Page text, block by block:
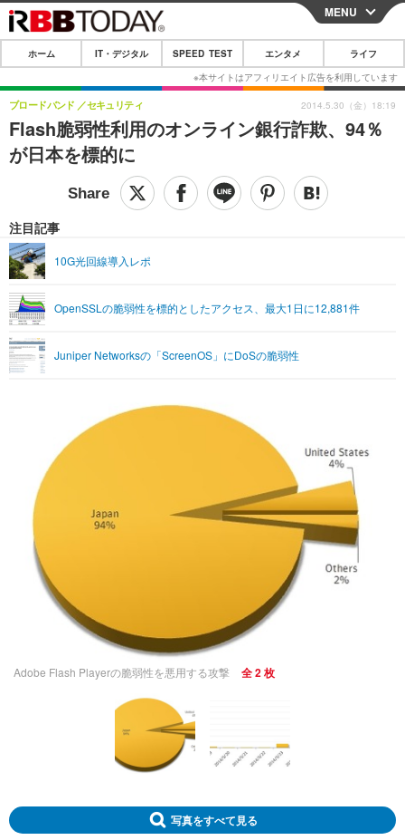
CLOSE
ホーム
IT・デジタル
IT・デジタルTOP スマートフォン
ショッピング その他
SPEED TEST
エンタメTOP 映画・ドラマ
グラビア ブログ
ショッピング その他
ライフTOP
リリース一覧
プッシュ通知の停止方法
MENU
ホーム IT・デジタル SPEED TEST エンタメ ライフ
Flash脆弱性利用のオンライン銀行詐欺、94％
が日本を標的に
ブロードバンド セキュリティ
注目記事
10G光回線導入レポ
OpenSSLの脆弱性を標的としたアクセス、最大1日に12,881件
Juniper Networksの「ScreenOS」にDoSの脆弱性
2014.5.30（金）18:19
Adobe Flash Playerの脆弱性を悪用する攻撃 全 2 枚
写真をすべて見る